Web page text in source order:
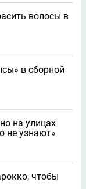
волосы в
в сборной
на улицах
не узнают»
чтобы